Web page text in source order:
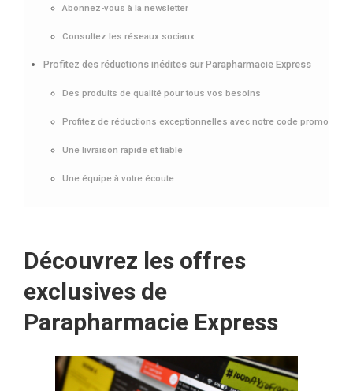
Abonnez-vous à la newsletter
Consultez les réseaux sociaux
Profitez des réductions inédites sur Parapharmacie Express
Des produits de qualité pour tous vos besoins
Profitez de réductions exceptionnelles avec notre code promo
Une livraison rapide et fiable
Une équipe à votre écoute
Découvrez les offres
exclusives de
Parapharmacie Express